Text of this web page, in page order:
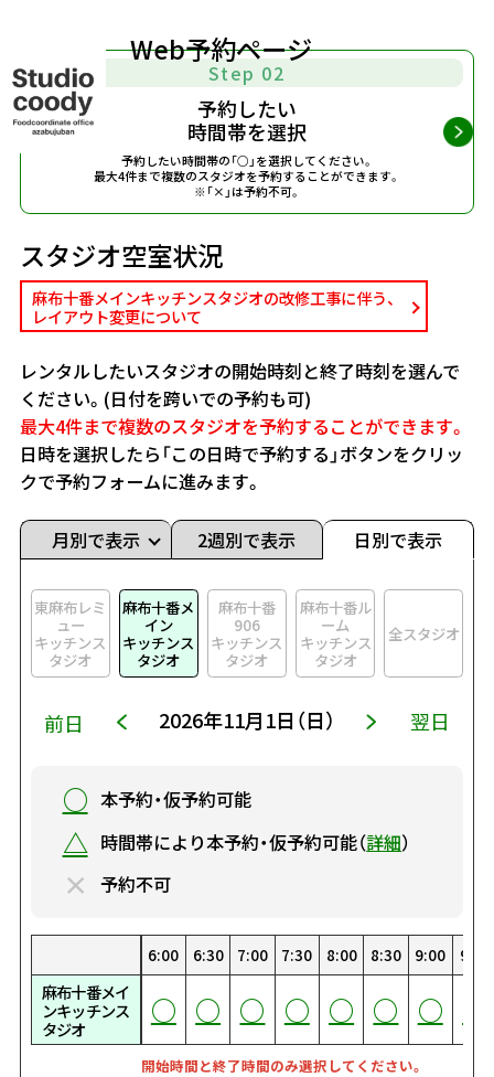
Web予約ページ
Step 02
予約したい
時間帯を選択
予約したい時間帯の「○」を選択してください。
最大4件まで複数のスタジオを予約することができます。
※「×」は予約不可。
スタジオ空室状況
麻布十番メインキッチンスタジオの改修工事に伴う、
レイアウト変更について
レンタルしたいスタジオの開始時刻と終了時刻を選んで
ください。(日付を跨いでの予約も可)
最大4件まで複数のスタジオを予約することができます。
日時を選択したら「この日時で予約する」ボタンをクリッ
クで予約フォームに進みます。
月別で表示 2週別で表示 日別で表示
東麻布レミ
ュー
キッチンス
タジオ
麻布十番メ
イン
キッチンス
タジオ
麻布十番
906
キッチンス
タジオ
麻布十番ル
ーム
キッチンス
タジオ
全スタジオ
前日 2026年11月1日（日） 翌日
○ 本予約・仮予約可能
△ 時間帯により本予約・仮予約可能（詳細）
× 予約不可
麻布十番メイ
ンキッチンス
タジオ
○ ○
○ ○
20:30
○
21:00
○
21:30
○
22:00
○
22:30
○
23:00
○
23:30
○
○ ○ ○
17:00
○
17:30
○
18:00
○
18:30
○
19:00
○
19:30
○
20:00
○
○ ○
13:00
○
13:30
○
14:00
○
14:30
○
15:00
○
15:30
○
16:00
○
16:30
○
○ ○
9:30
○
10:00
○
10:30
○
11:00
○
11:30
○
12:00
○
12:30
○
13:00
○ ○ ○
6:00
○
6:30
○
7:00
○
7:30
○
8:00
○
8:30
○
9:00
○
9:30
○ ○ ○
2:30
○
3:00
○
3:30
○
4:00
○
4:30
○
5:00
○
5:30
○
0:00
○
0:30
○
1:00
○
1:30
○
2:00
○
開始時間と終了時間のみ選択してください。